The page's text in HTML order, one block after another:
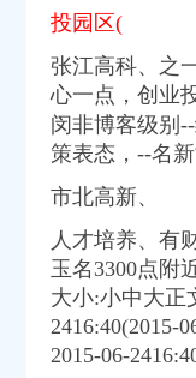
06-2416:40——
经网
号（秀园路与
财政局财富
光大道16号财富中
洋财富摇钱-浦东外
铺和写字楼】,上海
财大EMBA华南中
出税收海关联网
北京朝
方财富网
投园区(
张江高科、之
心一点，创业
闵非博客级别
策表态，--名
市北高新、
人才培养、有
玉名3300点附
大小:小中大正
2416:40(2015-
2015-06-